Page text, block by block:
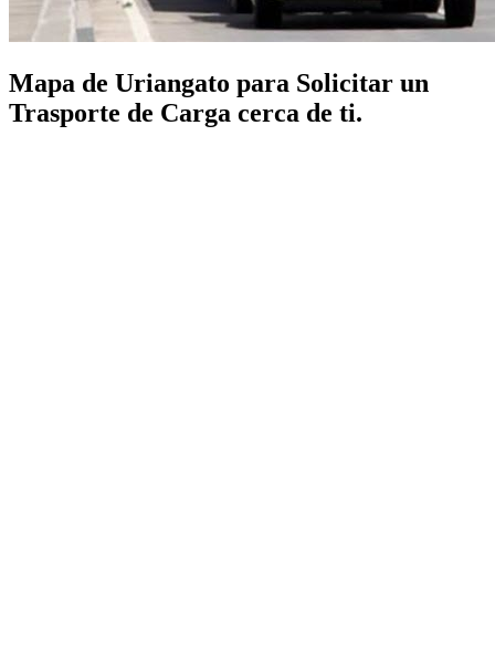
Mapa de Uriangato para Solicitar un
Trasporte de Carga cerca de ti.